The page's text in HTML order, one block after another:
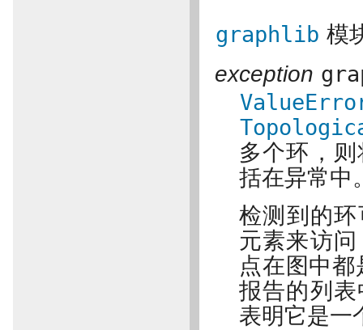
graphlib 模
exception
多个环，
括在异常中
检测到的
元素来访
点在图中
报告的列
表明它是一